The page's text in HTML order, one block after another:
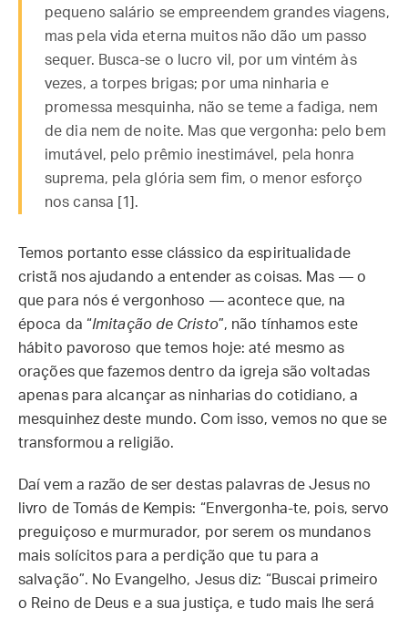
pequeno salário se empreendem grandes viagens,
mas pela vida eterna muitos não dão um passo
sequer. Busca-se o lucro vil, por um vintém às
vezes, a torpes brigas; por uma ninharia e
promessa mesquinha, não se teme a fadiga, nem
de dia nem de noite. Mas que vergonha: pelo bem
imutável, pelo prêmio inestimável, pela honra
suprema, pela glória sem fim, o menor esforço
nos cansa [1].
Temos portanto esse clássico da espiritualidade
cristã nos ajudando a entender as coisas. Mas — o
que para nós é vergonhoso — acontece que, na
época da “Imitação de Cristo”, não tínhamos este
hábito pavoroso que temos hoje: até mesmo as
orações que fazemos dentro da igreja são voltadas
apenas para alcançar as ninharias do cotidiano, a
mesquinhez deste mundo. Com isso, vemos no que se
transformou a religião.
Daí vem a razão de ser destas palavras de Jesus no
livro de Tomás de Kempis: “Envergonha-te, pois, servo
preguiçoso e murmurador, por serem os mundanos
mais solícitos para a perdição que tu para a
salvação”. No Evangelho, Jesus diz: “Buscai primeiro
o Reino de Deus e a sua justiça, e tudo mais lhe será